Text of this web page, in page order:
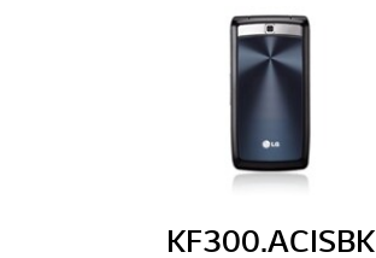
KF300.ACISBK